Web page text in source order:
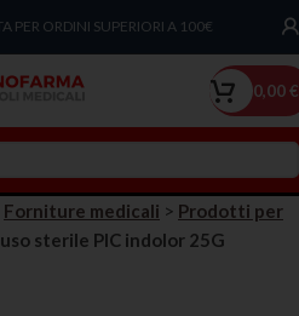
PER ORDINI SUPERIORI A 100€
0,00€
Forniture medicali > Prodotti per
sterile PIC indolor 25G